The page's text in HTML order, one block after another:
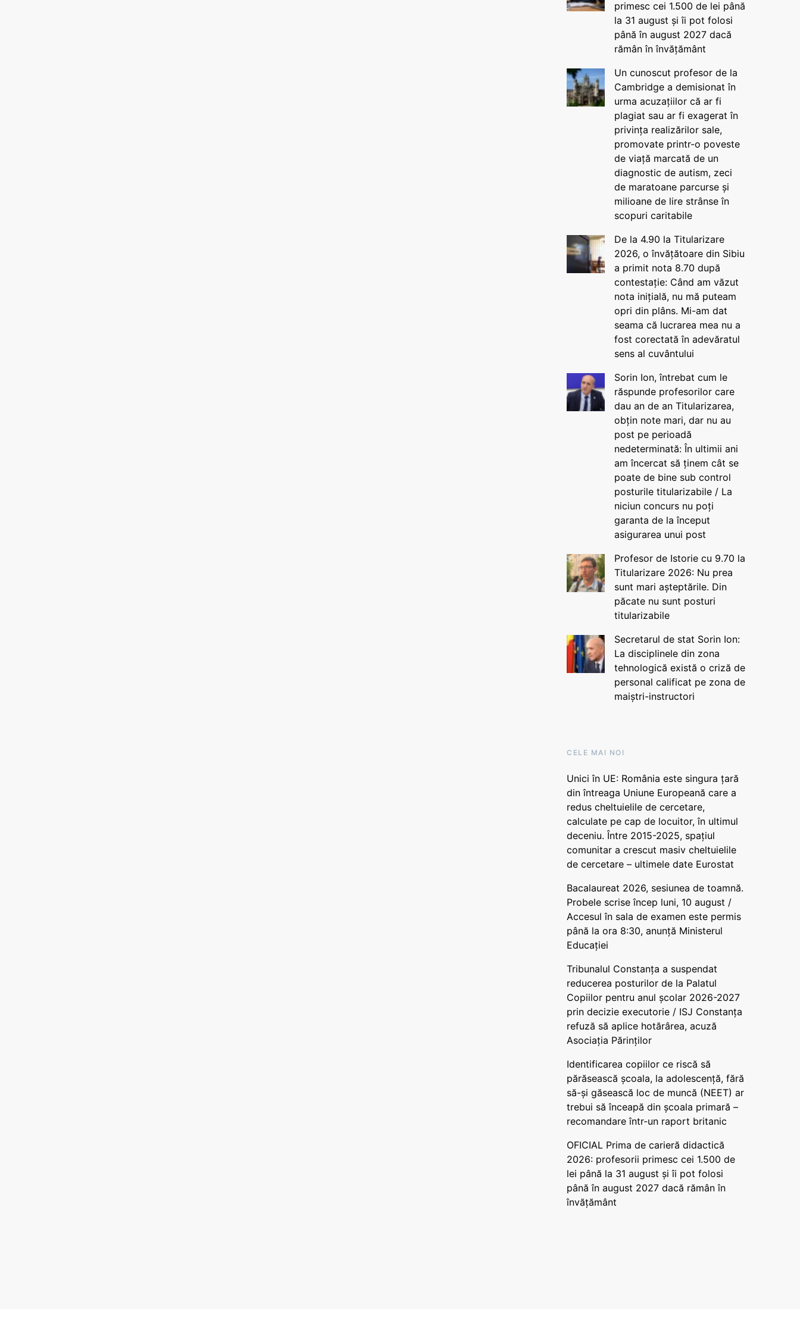
primesc cei 1.500 de lei până
la 31 august și îi pot folosi
până în august 2027 dacă
rămân în învățământ
Un cunoscut profesor de la
Cambridge a demisionat în
urma acuzațiilor că ar fi
plagiat sau ar fi exagerat în
privința realizărilor sale,
promovate printr-o poveste
de viață marcată de un
diagnostic de autism, zeci
de maratoane parcurse și
milioane de lire strânse în
scopuri caritabile
De la 4.90 la Titularizare
2026, o învățătoare din Sibiu
a primit nota 8.70 după
contestație: Când am văzut
nota inițială, nu mă puteam
opri din plâns. Mi-am dat
seama că lucrarea mea nu a
fost corectată în adevăratul
sens al cuvântului
Sorin Ion, întrebat cum le
răspunde profesorilor care
dau an de an Titularizarea,
obțin note mari, dar nu au
post pe perioadă
nedeterminată: În ultimii ani
am încercat să ținem cât se
poate de bine sub control
posturile titularizabile / La
niciun concurs nu poți
garanta de la început
asigurarea unui post
Profesor de Istorie cu 9.70 la
Titularizare 2026: Nu prea
sunt mari așteptările. Din
păcate nu sunt posturi
titularizabile
Secretarul de stat Sorin Ion:
La disciplinele din zona
tehnologică există o criză de
personal calificat pe zona de
maiștri-instructori
CELE MAI NOI
Unici în UE: România este singura țară
din întreaga Uniune Europeană care a
redus cheltuielile de cercetare,
calculate pe cap de locuitor, în ultimul
deceniu. Între 2015-2025, spațiul
comunitar a crescut masiv cheltuielile
de cercetare – ultimele date Eurostat
Bacalaureat 2026, sesiunea de toamnă.
Probele scrise încep luni, 10 august /
Accesul în sala de examen este permis
până la ora 8:30, anunță Ministerul
Educației
Tribunalul Constanța a suspendat
reducerea posturilor de la Palatul
Copiilor pentru anul școlar 2026-2027
prin decizie executorie / ISJ Constanța
refuză să aplice hotărârea, acuză
Asociația Părinților
Identificarea copiilor ce riscă să
părăsească școala, la adolescență, fără
să-și găsească loc de muncă (NEET) ar
trebui să înceapă din școala primară –
recomandare într-un raport britanic
OFICIAL Prima de carieră didactică
2026: profesorii primesc cei 1.500 de
lei până la 31 august și îi pot folosi
până în august 2027 dacă rămân în
învățământ